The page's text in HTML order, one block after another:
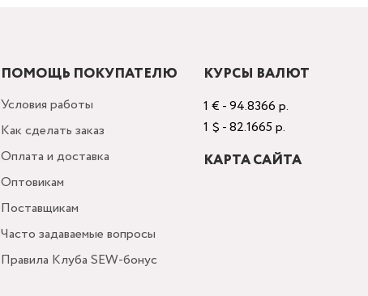
ПОМОЩЬ ПОКУПАТЕЛЮ
Условия работы
Как сделать заказ
Оплата и доставка
Оптовикам
Поставщикам
Часто задаваемые вопросы
Правила Клуба SEW-бонус
КУРСЫ ВАЛЮТ
1 € - 94.8366 р.
1 $ - 82.1665 р.
КАРТА САЙТА